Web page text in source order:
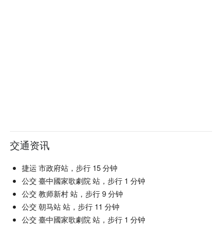
交通资讯
捷运 市政府站，步行 15 分钟
公交 臺中國家歌劇院 站，步行 1 分钟
公交 教师新村 站，步行 9 分钟
公交 朝马站 站，步行 11 分钟
公交 臺中國家歌劇院 站，步行 1 分钟